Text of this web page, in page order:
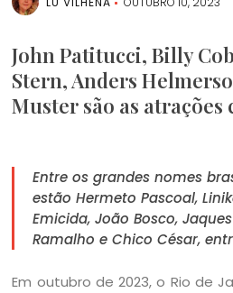
John Patitucci, Billy
Stern, Anders
Muster são as
Entre os grandes nomes
estão Hermeto Pascoal,
Emicida, João Bosco,
Ramalho e Chico César,
Em outubro de 2023, o Rio de